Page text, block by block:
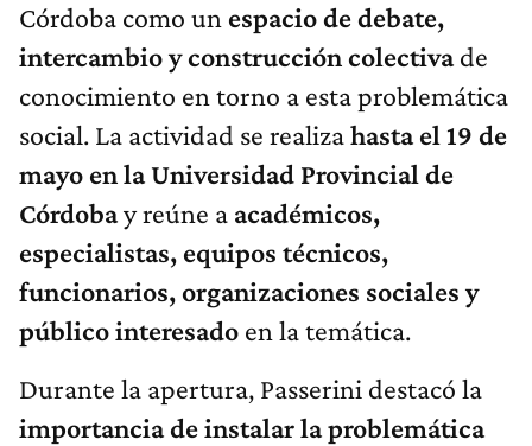
Córdoba como un espacio de debate,
intercambio y construcción colectivade
conocimiento en torno a esta problemática
social. La actividad se realizahasta el 19 de
mayo en la Universidad Provincial de
Córdobay reúne a académicos,
especialistas, equipos técnicos,
funcionarios, organizaciones sociales y
público interesado en la temática.
Durante la apertura, Passerini destacó la
importancia de instalar la problemática